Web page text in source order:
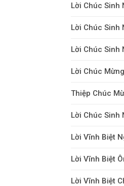
Lời Chúc Sinh
Lời Chúc Sinh
Lời Chúc Sinh
Lời Chúc
Thiệp Chúc
Lời Chúc Sinh
Lời Vĩnh Biệt
Lời Vĩnh Biệt
Lời Vĩnh Biệt